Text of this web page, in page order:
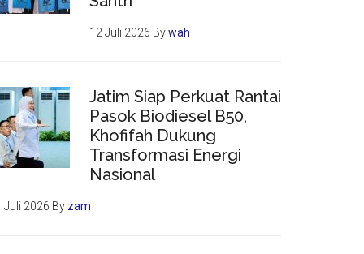
12 Juli 2026 Bywah
Jatim Siap Perkuat Rantai
Pasok Biodiesel B50,
Khofifah Dukung
Transformasi Energi
Nasional
Juli 2026 By zam